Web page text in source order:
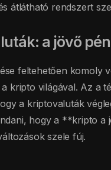
átlátható rendszert
a jövő
feltehetően komoly
kripto világával. Az a
a kriptovaluták
hogy a **kripto a
szele fúj.